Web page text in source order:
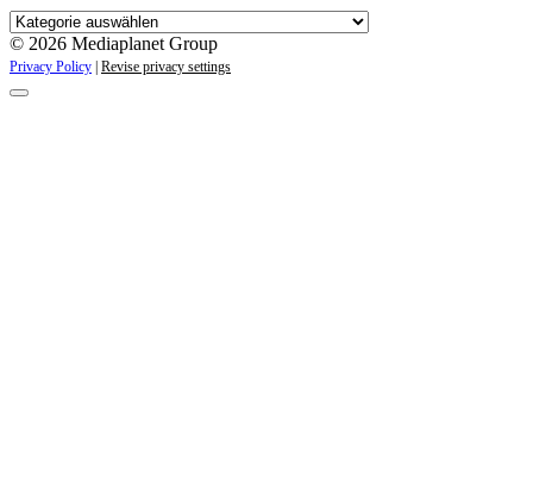
Kategorien
© 2026 Mediaplanet Group
Privacy Policy | Revise privacy settings